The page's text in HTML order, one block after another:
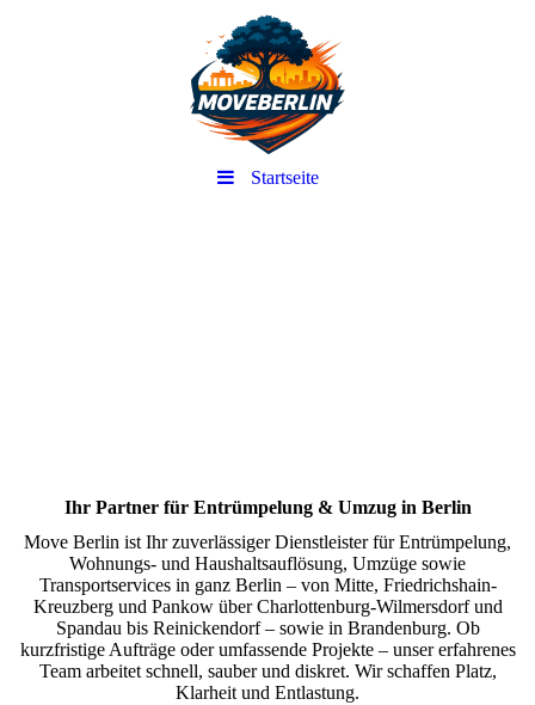
Startseite
Ihr Partner für Entrümpelung & Umzug in Berlin
Move Berlin ist Ihr zuverlässiger Dienstleister für Entrümpelung,
Wohnungs- und Haushaltsauflösung, Umzüge sowie
Transportservices in ganz Berlin – von Mitte, Friedrichshain-
Kreuzberg und Pankow über Charlottenburg-Wilmersdorf und
Spandau bis Reinickendorf – sowie in Brandenburg. Ob
kurzfristige Aufträge oder umfassende Projekte – unser erfahrenes
Team arbeitet schnell, sauber und diskret. Wir schaffen Platz,
Klarheit und Entlastung.